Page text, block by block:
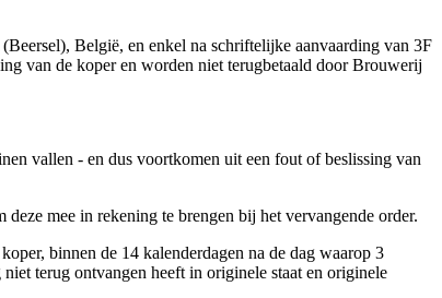
België, en enkel na schriftelijke aanvaarding van 3F
van de koper en worden niet terugbetaald door Brouwerij
vallen - en dus voortkomen uit een fout of beslissing van
mee in rekening te brengen bij het vervangende order.
binnen de 14 kalenderdagen na de dag waarop 3
terug ontvangen heeft in originele staat en originele